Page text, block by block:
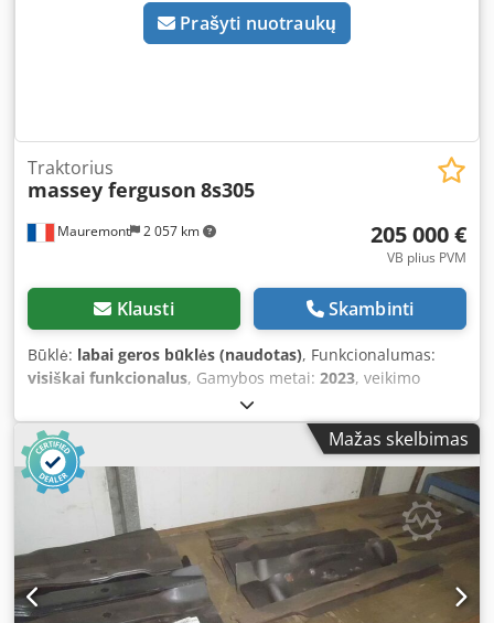
Prašyti nuotraukų
Mauremont 2 057 km
Traktorius
massey ferguson 8s305
205 000 €
VB plius PVM
Klausti Skambinti
Būklė: labai geros būklės (naudotas), Funkcionalumas:
visiškai funkcionalus, Gamybos metai: 2023, veikimo
305 kW (414,68 AG)
gamintojas:izuzu, pavaros tipas:automatinis, kuro tipas:
dyzelinas
50 km/h, pirmoji
registracija:01/2024 , spalva:raudona, priekinės padangos
dydis:
600/70r30 vf 710/70r42,
mašinos/transporto priemonės numeris:
vkkmb770cpb325022
, Įranga: apšvietimas, derliaus
stebėjimo įrenginys su GPS, kabina, oro
kondicionavimas, papildomi žibintai, priekabos jungtis
new tractor for sale due to cessation of activity, photos
Mažas skelbimas